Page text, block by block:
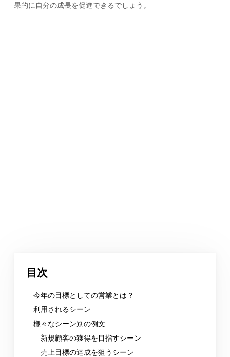
果的に自分の成長を促進できるでしょう。
目次
今年の目標としての営業とは？
利用されるシーン
様々なシーン別の例文
新規顧客の獲得を目指すシーン
売上目標の達成を狙うシーン